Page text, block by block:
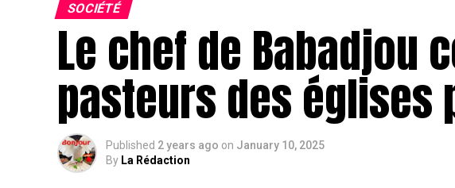
SOCIÉTÉ
Le chef de Babadjou
pasteurs des églises
Published 2 years ago on January 10, 2025
By La Rédaction